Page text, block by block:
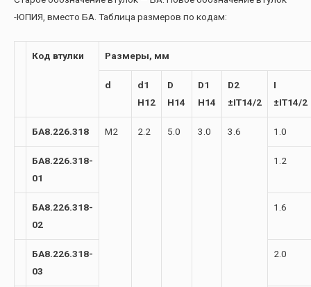
-ЮПИЯ, вместо БА. Таблица размеров по кодам:
Код втулки Размеры, мм
d
d1
H12
D
H14
D1
H14
D2
±IT14/2
I
±IT14/2
БА8.226.318 М2 2.2 5.0 3.0 3.6 1.0
БА8.226.318-
01
1.2
БА8.226.318-
02
1.6
БА8.226.318-
03
2.0